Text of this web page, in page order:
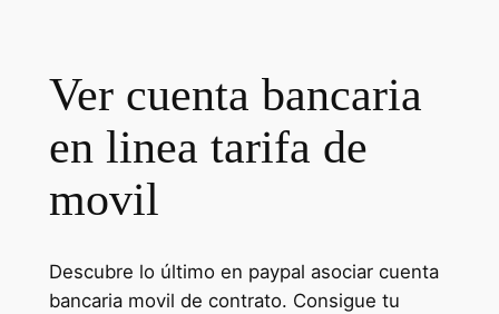
Ver cuenta bancaria
en linea tarifa de
movil
Descubre lo último en paypal asociar cuenta
bancaria movil de contrato. Consigue tu